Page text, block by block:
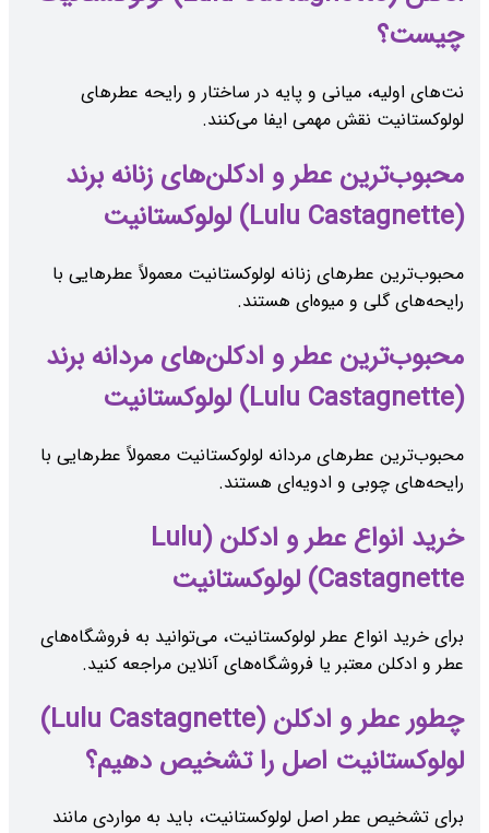
چیست؟
نت‌های اولیه، میانی و پایه در ساختار و رایحه عطرهای
لولوکستانیت نقش مهمی ایفا می‌کنند.
محبوب‌ترین عطر و ادکلن‌های زنانه برند
(Lulu Castagnette) لولوکستانیت
محبوب‌ترین عطرهای زنانه لولوکستانیت معمولاً عطرهایی با
رایحه‌های گلی و میوه‌ای هستند.
محبوب‌ترین عطر و ادکلن‌های مردانه برند
(Lulu Castagnette) لولوکستانیت
محبوب‌ترین عطرهای مردانه لولوکستانیت معمولاً عطرهایی با
رایحه‌های چوبی و ادویه‌ای هستند.
خرید انواع عطر و ادکلن (Lulu
Castagnette) لولوکستانیت
برای خرید انواع عطر لولوکستانیت، می‌توانید به فروشگاه‌های
عطر و ادکلن معتبر یا فروشگاه‌های آنلاین مراجعه کنید.
چطور عطر و ادکلن (Lulu Castagnette)
لولوکستانیت اصل را تشخیص دهیم؟
برای تشخیص عطر اصل لولوکستانیت، باید به مواردی مانند